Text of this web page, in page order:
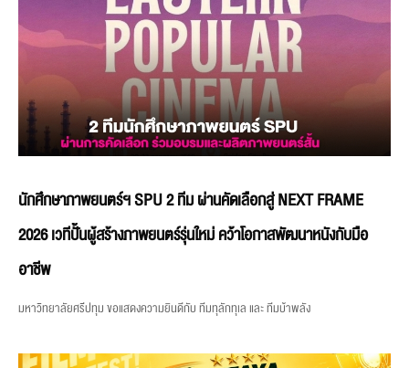
นักศึกษาภาพยนตร์ฯ SPU 2 ทีม ผ่านคัดเลือกสู่ NEXT FRAME
2026 เวทีปั้นผู้สร้างภาพยนตร์รุ่นใหม่ คว้าโอกาสพัฒนาหนังกับมือ
อาชีพ
มหาวิทยาลัยศรีปทุม ขอแสดงความยินดีกับ ทีมทุลักทุเล และ ทีมบ้าพลัง